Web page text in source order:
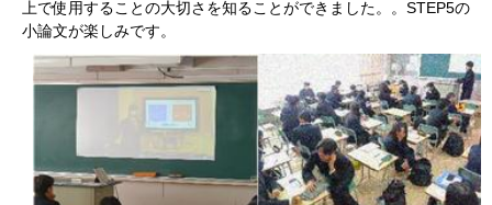
上で使用することの大切さを知ることができました。。STEP5の
小論文が楽しみです。